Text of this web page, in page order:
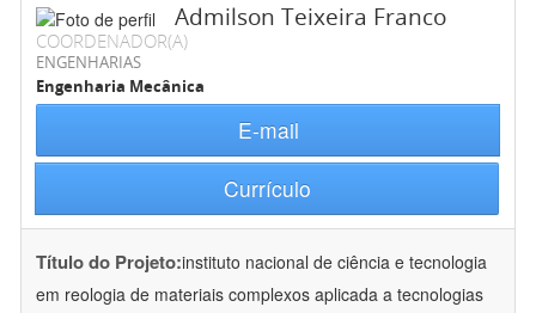
Admilson Teixeira Franco
COORDENADOR(A)
ENGENHARIAS
Engenharia Mecânica
E-mail
Currículo
Título do Projeto:instituto nacional de ciência e tecnologia
em reologia de materiais complexos aplicada a tecnologias